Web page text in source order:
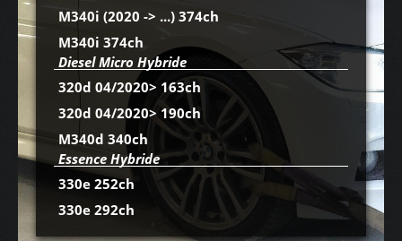
M340i (2020 -> ...) 374ch
M340i 374ch
Diesel Micro Hybride
320d 04/2020> 163ch
320d 04/2020> 190ch
M340d 340ch
Essence Hybride
330e 252ch
330e 292ch